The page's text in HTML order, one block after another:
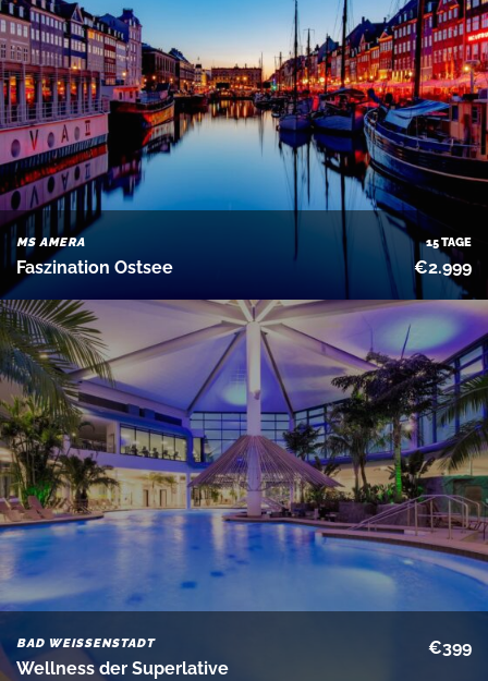
MS AMERA
Faszination Ostsee
15 TAGE
€2.999
BAD WEISSENSTADT
Wellness der Superlative
€399